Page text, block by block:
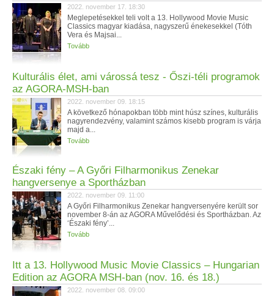
2022. november 17. 18:30
Meglepetésekkel teli volt a 13. Hollywood Movie Music
Classics magyar kiadása, nagyszerű énekesekkel (Tóth
Vera és Majsai...
Tovább
Kulturális élet, ami várossá tesz - Őszi-téli programok
az AGORA-MSH-ban
2022. november 09. 18:15
A következő hónapokban több mint húsz színes, kulturális
nagyrendezvény, valamint számos kisebb program is várja
majd a...
Tovább
Északi fény – A Győri Filharmonikus Zenekar
hangversenye a Sportházban
2022. november 09. 11:00
A Győri Filharmonikus Zenekar hangversenyére került sor
november 8-án az AGORA Művelődési és Sportházban. Az
‘Északi fény’...
Tovább
Itt a 13. Hollywood Music Movie Classics – Hungarian
Edition az AGORA MSH-ban (nov. 16. és 18.)
2022. november 08. 09:00